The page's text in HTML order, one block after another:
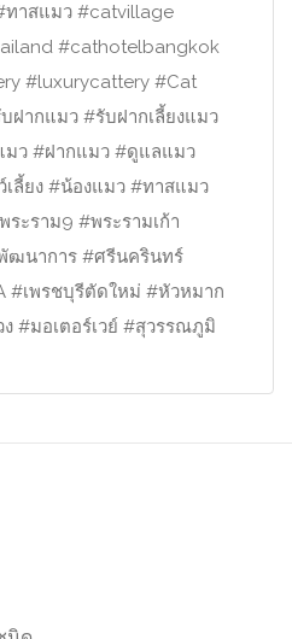
ทาสแมว #catvillage
#cathotelbangkok
#luxurycattery #Cat
บฝากแมว #รับฝากเลี้ยงแมว
มว #ฝากแมว #ดูแลแมว
เลี้ยง #น้องแมว #ทาสแมว
พระราม9 #พระรามเก้า
ฒนาการ #ศรีนครินทร์
#เพรชบุรีตัดใหม่ #หัวหมาก
#มอเตอร์เวย์ #สุวรรณภูมิ